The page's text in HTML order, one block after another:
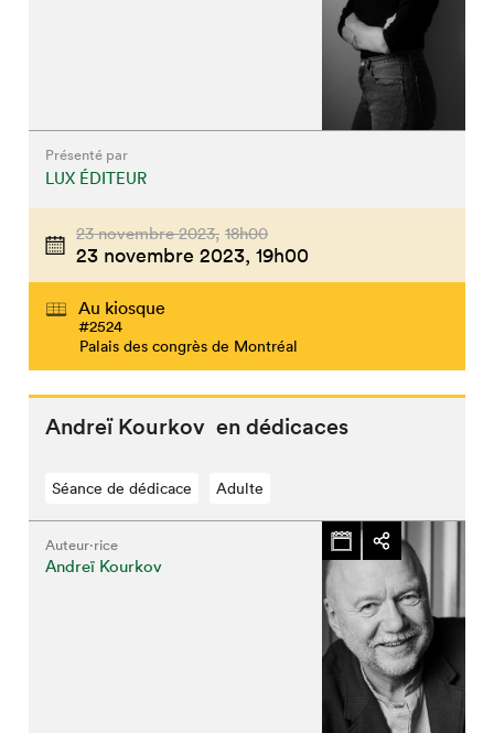
Présenté par
LUX ÉDITEUR
23 novembre 2023, 18h00
23 novembre 2023, 19h00
Au kiosque
#2524
Palais des congrès de Montréal
Andreï Kourkov en dédicaces
Séance de dédicace Adulte
Auteur·rice
Andreï Kourkov